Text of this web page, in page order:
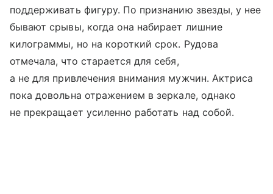
поддерживать фигуру. По признанию звезды, у нее
бывают срывы, когда она набирает лишние
килограммы, но на короткий срок. Рудова
отмечала, что старается для себя,
а не для привлечения внимания мужчин. Актриса
пока довольна отражением в зеркале, однако
не прекращает усиленно работать над собой.